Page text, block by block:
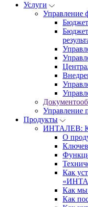
Услуги
Управление
Управление
Продукты
ИНТАЛЕВ:
О
Как
Как мы
Как